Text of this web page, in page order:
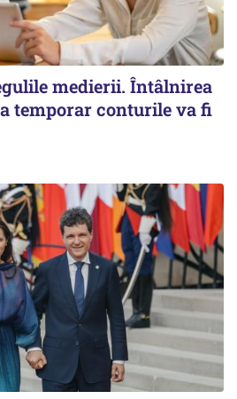
medierii. Întâlnirea
temporar conturile va fi